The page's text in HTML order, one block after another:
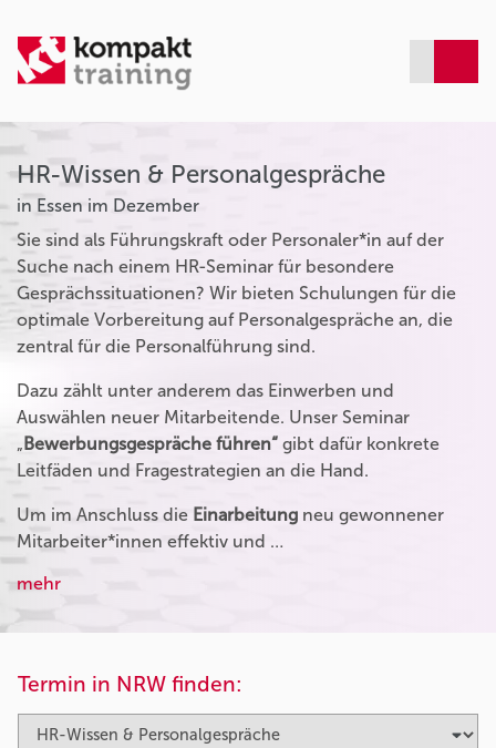
HR-Wissen & Personalgespräche
in Essen im Dezember
Sie sind als Führungskraft oder Personaler*in auf der
Suche nach einem HR-Seminar für besondere
Gesprächssituationen? Wir bieten Schulungen für die
optimale Vorbereitung auf Personalgespräche an, die
zentral für die Personalführung sind.
Dazu zählt unter anderem das Einwerben und
Auswählen neuer Mitarbeitende. Unser Seminar
„Bewerbungsgespräche führen“ gibt dafür konkrete
Leitfäden und Fragestrategien an die Hand.
Um im Anschluss die Einarbeitung neu gewonnener
Mitarbeiter*innen effektiv und …
mehr
Termin in NRW finden: